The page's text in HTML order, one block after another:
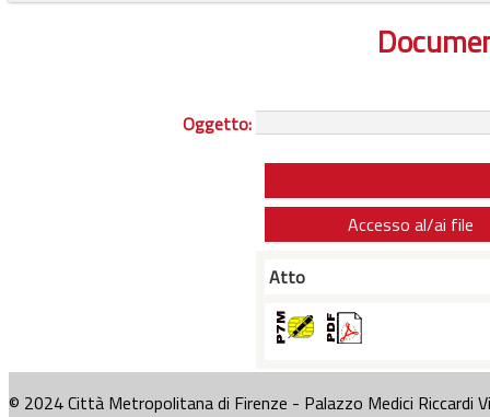
Oggetto:
Accesso al/ai file
Atto
© 2024 Città Metropolitana di Firenze - Palazzo Medici Riccardi